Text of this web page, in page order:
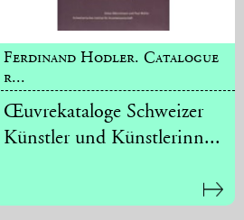
Ferdinand Hodler. Catalogue
r...
Œuvrekataloge Schweizer
Künstler und Künstlerinn...